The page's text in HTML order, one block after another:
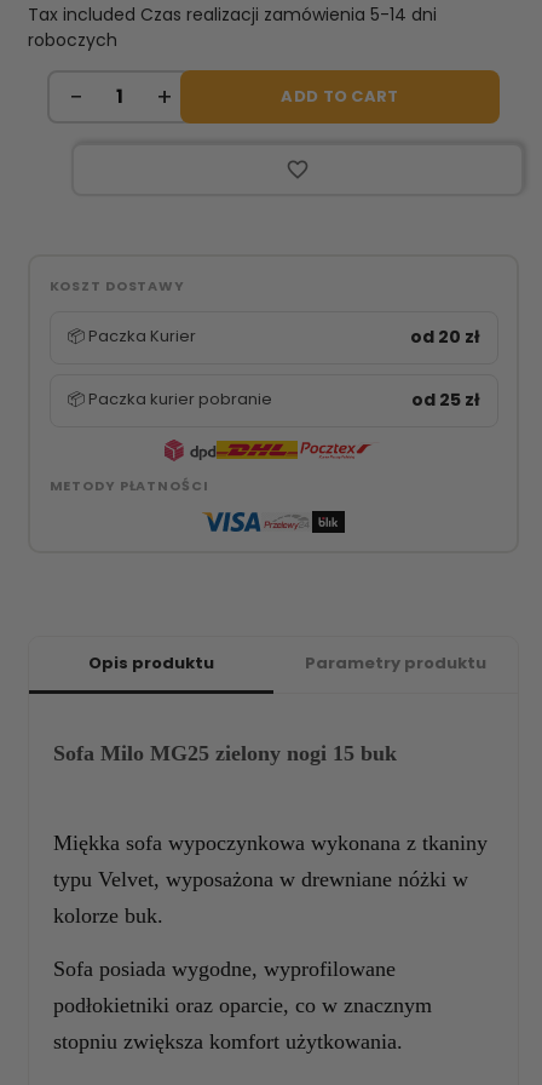
Tax included Czas realizacji zamówienia 5-14 dni
roboczych
ADD TO CART
favorite_border
KOSZT DOSTAWY
📦 Paczka Kurier od 20 zł
📦 Paczka kurier pobranie od 25 zł
METODY PŁATNOŚCI
Opis produktu Parametry produktu
Sofa Milo MG25 zielony nogi 15 buk
Miękka sofa wypoczynkowa wykonana z tkaniny
typu Velvet, wyposażona w drewniane nóżki w
kolorze buk.
Sofa posiada wygodne, wyprofilowane
podłokietniki oraz oparcie, co w znacznym
stopniu zwiększa komfort użytkowania.